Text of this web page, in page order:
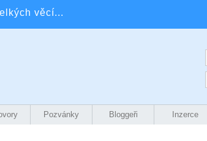
věcí...
Pozvánky Bloggeři Inzerce